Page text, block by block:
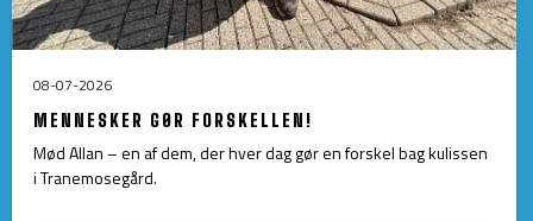
08-07-2026
MENNESKER GØR FORSKELLEN!
Mød Allan – en af dem, der hver dag gør en forskel bag kulissen
i Tranemosegård.